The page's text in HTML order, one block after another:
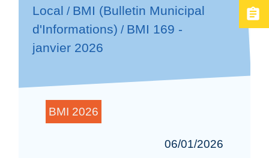
Local / BMI (Bulletin Municipal
d'Informations) / BMI 169 -
janvier 2026
BMI 2026
06/01/2026
assignment